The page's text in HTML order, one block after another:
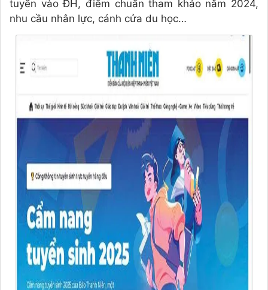
tuyển vào ĐH, điểm chuẩn tham khảo năm 2024,
nhu cầu nhân lực, cánh cửa du học…